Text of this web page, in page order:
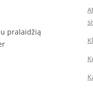
pralaidžią